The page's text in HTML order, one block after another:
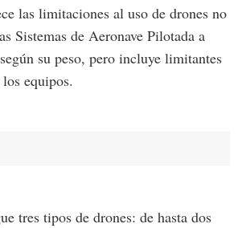
las limitaciones al uso de drones no
Sistemas de Aeronave Pilotada a
su peso, pero incluye limitantes
equipos.
tres tipos de drones: de hasta dos